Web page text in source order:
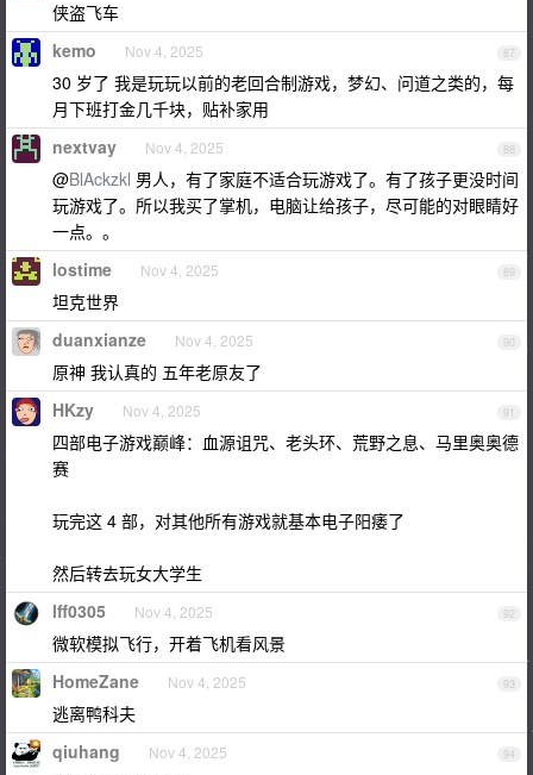
侠盗飞车
87
kemo Nov 4, 2025
30 岁了 我是玩玩以前的老回合制游戏，梦幻、问道之类的，每
月下班打金几千块，贴补家用
88
nextvay Nov 4, 2025
@BlAckzkl 男人，有了家庭不适合玩游戏了。有了孩子更没时间
玩游戏了。所以我买了掌机，电脑让给孩子，尽可能的对眼睛好
一点。。
89
lostime Nov 4, 2025
坦克世界
90
duanxianze Nov 4, 2025
原神 我认真的 五年老原友了
91
HKzy Nov 4, 2025
四部电子游戏巅峰：血源诅咒、老头环、荒野之息、马里奥奥德
赛
玩完这 4 部，对其他所有游戏就基本电子阳痿了
然后转去玩女大学生
92
lff0305 Nov 4, 2025
微软模拟飞行，开着飞机看风景
93
HomeZane Nov 4, 2025
逃离鸭科夫
94
qiuhang Nov 4, 2025